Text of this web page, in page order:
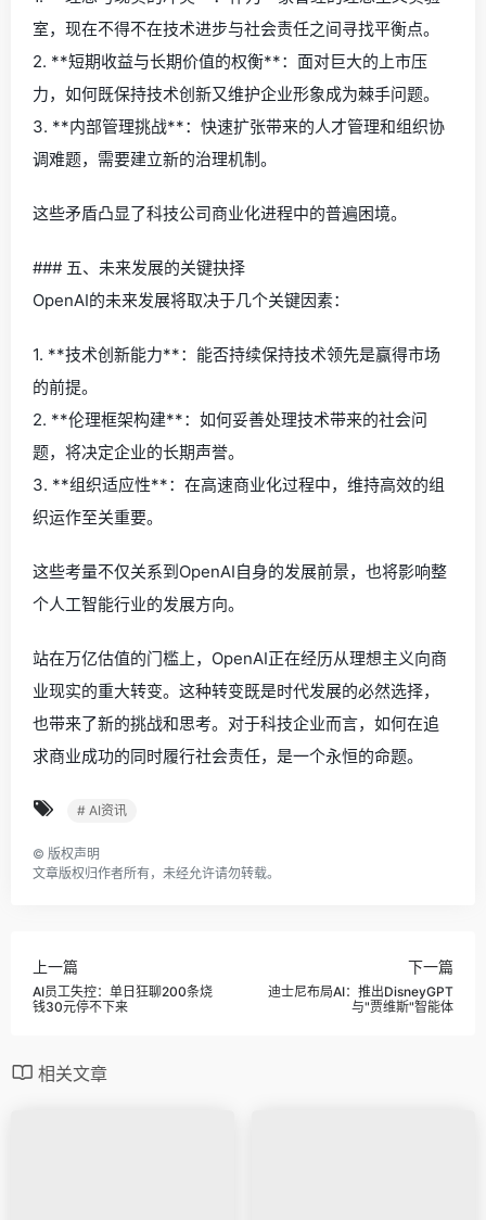
室，现在不得不在技术进步与社会责任之间寻找平衡点。
2. **短期收益与长期价值的权衡**：面对巨大的上市压
力，如何既保持技术创新又维护企业形象成为棘手问题。
3. **内部管理挑战**：快速扩张带来的人才管理和组织协
调难题，需要建立新的治理机制。
这些矛盾凸显了科技公司商业化进程中的普遍困境。
### 五、未来发展的关键抉择
OpenAI的未来发展将取决于几个关键因素：
1. **技术创新能力**：能否持续保持技术领先是赢得市场
的前提。
2. **伦理框架构建**：如何妥善处理技术带来的社会问
题，将决定企业的长期声誉。
3. **组织适应性**：在高速商业化过程中，维持高效的组
织运作至关重要。
这些考量不仅关系到OpenAI自身的发展前景，也将影响整
个人工智能行业的发展方向。
站在万亿估值的门槛上，OpenAI正在经历从理想主义向商
业现实的重大转变。这种转变既是时代发展的必然选择，
也带来了新的挑战和思考。对于科技企业而言，如何在追
求商业成功的同时履行社会责任，是一个永恒的命题。
# AI资讯
© 版权声明
文章版权归作者所有，未经允许请勿转载。
上一篇
AI员工失控：单日狂聊200条烧
钱30元停不下来
下一篇
迪士尼布局AI：推出DisneyGPT
与"贾维斯"智能体
相关文章